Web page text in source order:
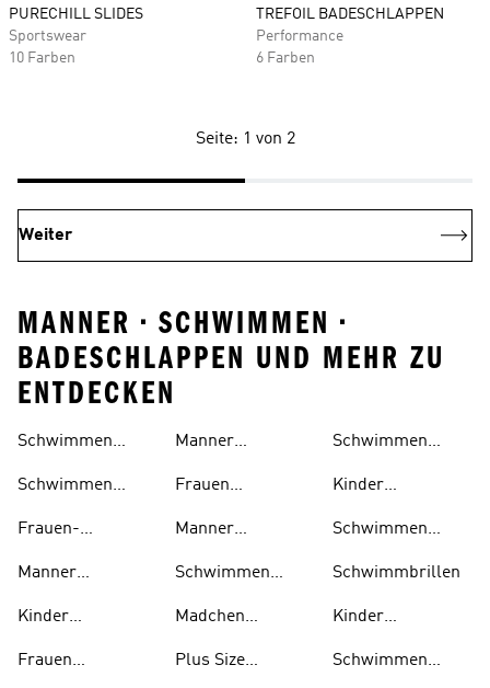
PURECHILL SLIDES
Sportswear
10 Farben
TREFOIL BADESCHLAPPEN
Performance
6 Farben
Seite: 1 von 2
Weiter
MANNER • SCHWIMMEN •
BADESCHLAPPEN UND MEHR ZU
ENTDECKEN
Schwimmen
Schwimmen
Frauen-
Manner
Kinder
Schuhe
Frauen
Schuhe
Manner
Schuhe
Frauen
Outlet
Manner
Outlet
Schwimmen
Madchen
Plus Size
Schwimmen
Kinder
Outlet
Schwimmen
Schwimmbrillen
Kinder
Sandalen
Schwimmen